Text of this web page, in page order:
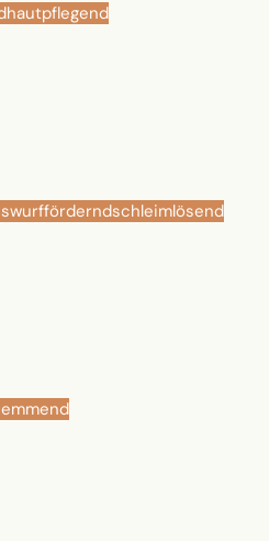
hautpflegend
schleimlösend